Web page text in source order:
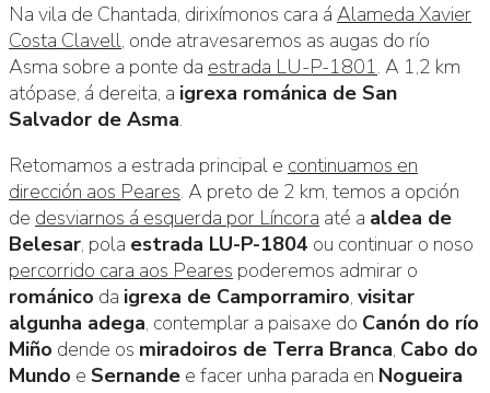
Na vila de Chantada, dirixímonos cara á Alameda Xavier
Costa Clavell, onde atravesaremos as augas do río
Asma sobre a ponte da estrada LU-P-1801. A 1,2 km
atópase, á dereita, a igrexa románica de San
Salvador de Asma.
Retomamos a estrada principal e continuamos en
dirección aos Peares. A preto de 2 km, temos a opción
de desviarnos á esquerda por Líncora até a aldea de
Belesar, pola estrada LU-P-1804 ou continuar o noso
percorrido cara aos Peares poderemos admirar o
románico da igrexa de Camporramiro, visitar
algunha adega, contemplar a paisaxe do Canón do río
Miño dende os miradoiros de Terra Branca, Cabo do
Mundo e Sernande e facer unha parada en Nogueira